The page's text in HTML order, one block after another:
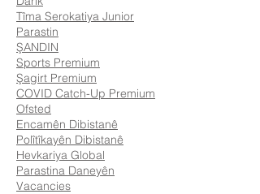
Tîma Serokatiya Junior
Parastin
ŞANDIN
Sports Premium
Şagirt Premium
COVID Catch-Up Premium
Ofsted
Encamên Dibistanê
Polîtîkayên Dibistanê
Hevkariya Global
Parastina Daneyên
Vacancies